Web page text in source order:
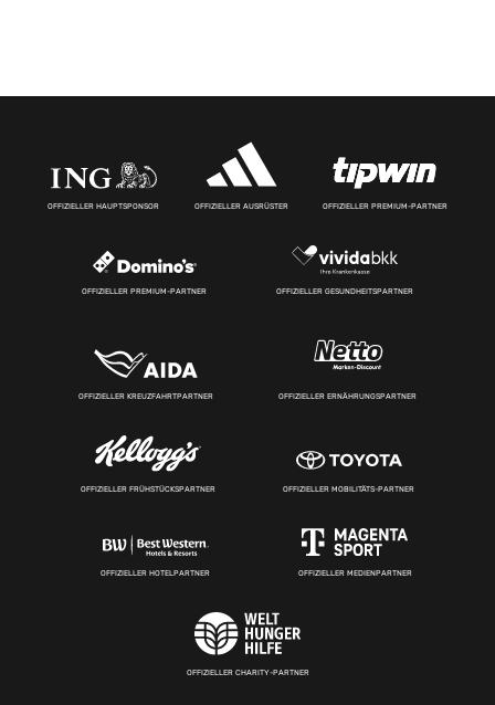
OFFIZIELLER HAUPTSPONSOR OFFIZIELLER AUSRÜSTER OFFIZIELLER PREMIUM-PARTNER
OFFIZIELLER PREMIUM-PARTNER OFFIZIELLER GESUNDHEITSPARTNER
OFFIZIELLER KREUZFAHRTPARTNER OFFIZIELLER ERNÄHRUNGSPARTNER
OFFIZIELLER FRÜHSTÜCKSPARTNER OFFIZIELLER MOBILITÄTS-PARTNER
OFFIZIELLER HOTELPARTNER OFFIZIELLER MEDIENPARTNER
OFFIZIELLER CHARITY-PARTNER